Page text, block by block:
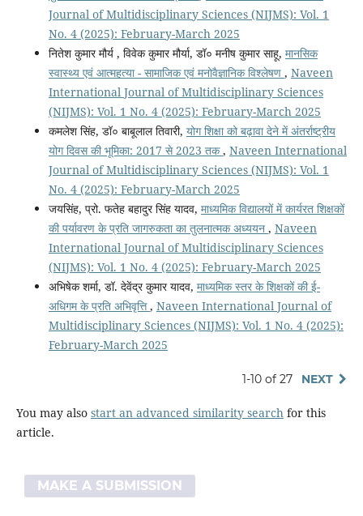
Journal of Multidisciplinary Sciences (NIJMS): Vol. 1
No. 4 (2025): February-March 2025
नितेश कुमार मौर्य , विवेक कुमार मौर्या, डॉ० मनीष कुमार साहू, मानसिक
स्वास्थ्य एवं आत्महत्या - सामाजिक एवं मनोवैज्ञानिक विश्लेषण , Naveen
International Journal of Multidisciplinary Sciences
(NIJMS): Vol. 1 No. 4 (2025): February-March 2025
कमलेश सिंह, डॉ० बाबूलाल तिवारी, योग शिक्षा को बढ़ावा देने में अंतर्राष्ट्रीय
योग दिवस की भूमिका: 2017 से 2023 तक, Naveen International
Journal of Multidisciplinary Sciences (NIJMS): Vol. 1
No. 4 (2025): February-March 2025
जयसिंह, प्रो. फतेह बहादुर सिंह यादव, माध्यमिक विद्यालयों में कार्यरत शिक्षकों
की पर्यावरण के प्रति जागरुकता का तुलनात्मक अध्ययन , Naveen
International Journal of Multidisciplinary Sciences
(NIJMS): Vol. 1 No. 4 (2025): February-March 2025
अभिषेक शर्मा, डॉ. देवेंद्र कुमार यादव, माध्यमिक स्तर के शिक्षकों की ई-
अधिगम के प्रति अभिवृत्ति, Naveen International Journal of
Multidisciplinary Sciences (NIJMS): Vol. 1 No. 4 (2025):
February-March 2025
1-10 of 27 NEXT
You may also start an advanced similarity search for this
article.
MAKE A SUBMISSION